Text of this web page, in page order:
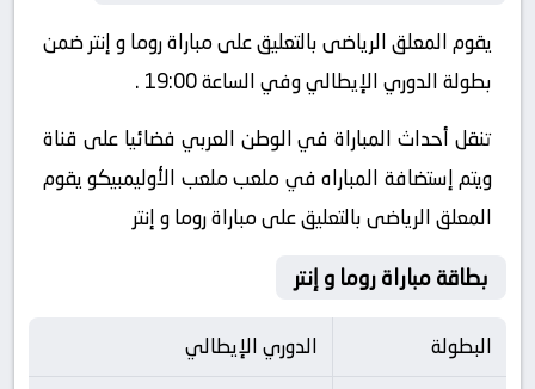
يقوم المعلق الرياضى بالتعليق على مباراة روما و إنتر ضمن
بطولة الدوري الإيطالي وفي الساعة 19:00 .
تنقل أحداث المباراة في الوطن العربي فضائيا على قناة
ويتم إستضافة المباراه في ملعب ملعب الأوليمبيكو يقوم
المعلق الرياضى بالتعليق على مباراة روما و إنتر
بطاقة مباراة روما و إنتر
البطولة
الدوري الإيطالي